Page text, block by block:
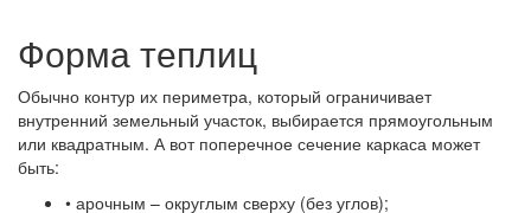
Форма теплиц
Обычно контур их периметра, который ограничивает
внутренний земельный участок, выбирается прямоугольным
или квадратным. А вот поперечное сечение каркаса может
быть:
• арочным – округлым сверху (без углов);